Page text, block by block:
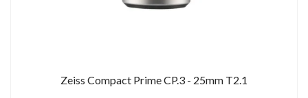
Zeiss Compact Prime CP.3 - 25mm T2.1